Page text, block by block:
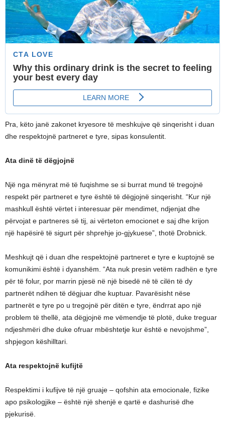
Pra, këto janë zakonet kryesore të meshkujve që sinqerisht i duan
dhe respektojnë partneret e tyre, sipas konsulentit.
Ata dinë të dëgjojnë
Një nga mënyrat më të fuqishme se si burrat mund të tregojnë
respekt për partneret e tyre është të dëgjojnë sinqerisht. “Kur një
mashkull është vërtet i interesuar për mendimet, ndjenjat dhe
përvojat e partneres së tij, ai vërteton emocionet e saj dhe krijon
një hapësirë ​​të sigurt për shprehje jo-gjykuese”, thotë Drobnick.
Meshkujt që i duan dhe respektojnë partneret e tyre e kuptojnë se
komunikimi është i dyanshëm. “Ata nuk presin vetëm radhën e tyre
për të folur, por marrin pjesë në një bisedë në të cilën të dy
partnerët ndihen të dëgjuar dhe kuptuar. Pavarësisht nëse
partnerët e tyre po u tregojnë për ditën e tyre, ëndrrat apo një
problem të thellë, ata dëgjojnë me vëmendje të plotë, duke treguar
ndjeshmëri dhe duke ofruar mbështetje kur është e nevojshme”,
shpjegon këshilltari.
Ata respektojnë kufijtë
Respektimi i kufijve të një gruaje – qofshin ata emocionale, fizike
apo psikologjike – është një shenjë e qartë e dashurisë dhe
pjekurisë.